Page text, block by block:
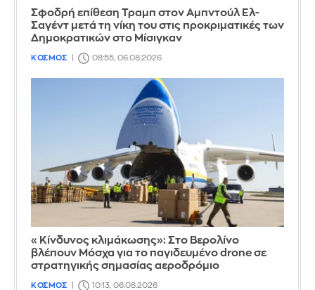
Σφοδρή επίθεση Τραμπ στον Αμπντούλ Ελ-
Σαγέντ μετά τη νίκη του στις προκριματικές των
Δημοκρατικών στο Μίσιγκαν
ΚΟΣΜΟΣ 08:55, 06.08.2026
«Κίνδυνος κλιμάκωσης»: Στο Βερολίνο
βλέπουν Μόσχα για το παγιδευμένο drone σε
στρατηγικής σημασίας αεροδρόμιο
ΚΟΣΜΟΣ 10:13, 06.08.2026